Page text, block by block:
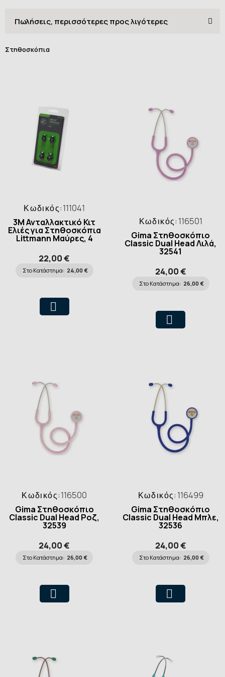
Στηθοσκόπια
Κωδικός:111041
3M Ανταλλακτικό Κιτ
Ελιές για Στηθοσκόπια
Littmann Μαύρες, 4
τεμάχια
22,00 €
Στο Κατάστημα: 24,00 €
Κωδικός: 116501
Gima Στηθοσκόπιο
Classic Dual Head Λιλά,
32541
24,00 €
Στο Κατάστημα: 26,00 €
Κωδικός:116500
Gima Στηθοσκόπιο
Classic Dual Head Ροζ,
32539
24,00 €
Στο Κατάστημα: 26,00 €
Κωδικός: 116499
Gima Στηθοσκόπιο
Classic Dual Head Μπλε,
32536
24,00 €
Στο Κατάστημα: 26,00 €